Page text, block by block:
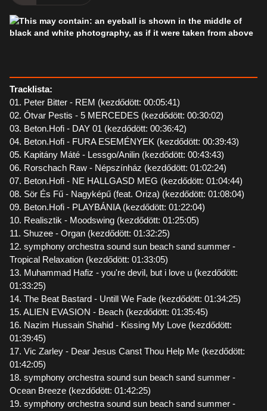
Tracklista:
01. Peter Bitter - REM (kezdődött: 00:05:41)
02. Ótvar Pestis - 5 MERCEDES (kezdődött: 00:30:02)
03. Beton.Hofi - DAY 01 (kezdődött: 00:36:42)
04. Beton.Hofi - FURA ESEMÉNYEK (kezdődött: 00:39:43)
05. Kapitány Máté - Lessgo/Anilin (kezdődött: 00:43:43)
06. Rorschach Raw - Népszínház (kezdődött: 01:02:24)
07. Beton.Hofi - NE HALLGASD MEG (kezdődött: 01:04:44)
08. Sör És Fű - Nagyképű (feat. Oriza) (kezdődött: 01:08:04)
09. Beton.Hofi - PLAYBÁNIA (kezdődött: 01:22:04)
10. Realisztik - Moodswing (kezdődött: 01:25:05)
11. Shuzee - Organ (kezdődött: 01:32:25)
12. symphony orchestra sound sun beach sand summer -
Tropical Relaxation (kezdődött: 01:33:05)
13. Muhammad Hafiz - you're devil, but i love u (kezdődött:
01:33:25)
14. The Beat Bastard - Untill We Fade (kezdődött: 01:34:25)
15. ALIEN EVASION - Beach (kezdődött: 01:35:45)
16. Nazim Hussain Shahid - Kissing My Love (kezdődött:
01:39:45)
17. Vic Zarley - Dear Jesus Canst Thou Help Me (kezdődött:
01:42:05)
18. symphony orchestra sound sun beach sand summer -
Ocean Breeze (kezdődött: 01:42:25)
19. symphony orchestra sound sun beach sand summer -